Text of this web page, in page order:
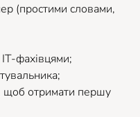
(простими словами,
фахівцями;
щоб отримати першу